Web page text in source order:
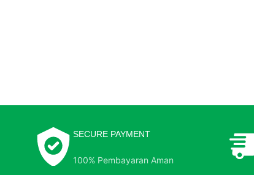
SECURE PAYMENT
100% Pembayaran Aman